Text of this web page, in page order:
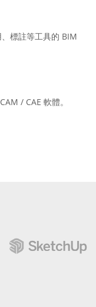
標註等工具的 BIM
/ CAE 軟體。